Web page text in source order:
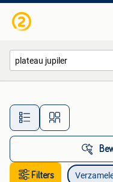
Filters